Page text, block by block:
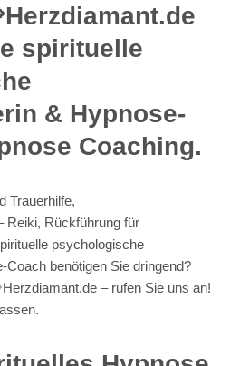
spirituelle
& Hypnose-
Coaching.
Trauerhilfe,
Reiki, Rückführung für
psychologische
Coach benötigen Sie dringend?
– rufen Sie uns an!